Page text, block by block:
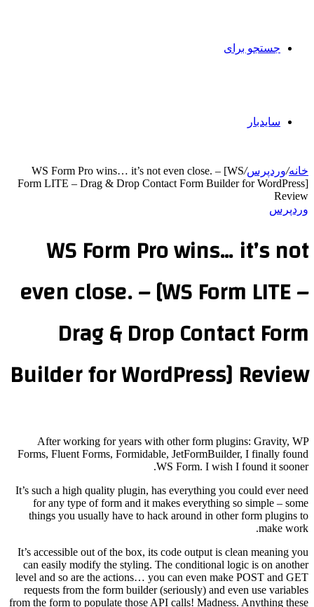
جستجو برای
سایدبار
خانه/وردپرس/
WS Form Pro wins… it’s not even close. – [WS
Form LITE – Drag & Drop Contact Form Builder for WordPress]
Review
وردپرس
WS Form Pro wins… it’s not
even close. – [WS Form LITE –
Drag & Drop Contact Form
Builder for WordPress] Review
After working for years with other form plugins: Gravity, WP
Forms, Fluent Forms, Formidable, JetFormBuilder, I finally found
WS Form. I wish I found it sooner.
It’s such a high quality plugin, has everything you could ever need
for any type of form and it makes everything so simple – some
things you usually have to hack around in other form plugins to
make work.
It’s accessible out of the box, its code output is clean meaning you
can easily modify the styling. The conditional logic is on another
level and so are the actions… you can even make POST and GET
requests from the form builder (seriously) and even use variables
from the form to populate those API calls! Madness. Anything these